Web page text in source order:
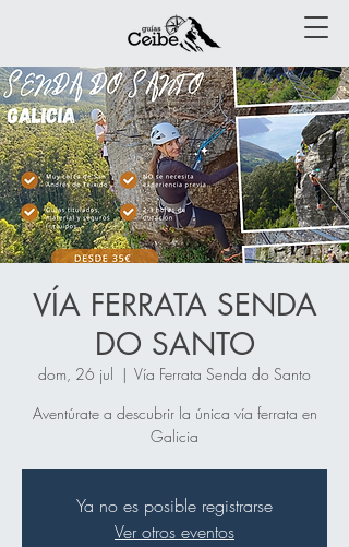
VÍA FERRATA SENDA
DO SANTO
dom, 26 jul
  |
Vía Ferrata Senda do Santo
Aventúrate a descubrir la única vía ferrata en
Galicia
Ya no es posible registrarse
Ver otros eventos